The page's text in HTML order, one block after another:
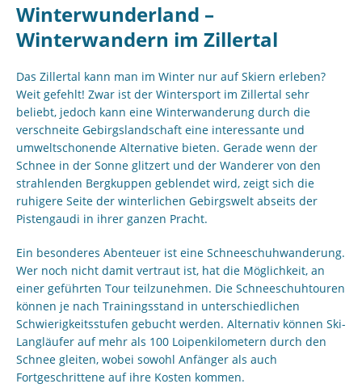
Winterwunderland –
Winterwandern im Zillertal
Das Zillertal kann man im Winter nur auf Skiern erleben?
Weit gefehlt! Zwar ist der Wintersport im Zillertal sehr
beliebt, jedoch kann eine Winterwanderung durch die
verschneite Gebirgslandschaft eine interessante und
umweltschonende Alternative bieten. Gerade wenn der
Schnee in der Sonne glitzert und der Wanderer von den
strahlenden Bergkuppen geblendet wird, zeigt sich die
ruhigere Seite der winterlichen Gebirgswelt abseits der
Pistengaudi in ihrer ganzen Pracht.
Ein besonderes Abenteuer ist eine Schneeschuhwanderung.
Wer noch nicht damit vertraut ist, hat die Möglichkeit, an
einer geführten Tour teilzunehmen. Die Schneeschuhtouren
können je nach Trainingsstand in unterschiedlichen
Schwierigkeitsstufen gebucht werden. Alternativ können Ski-
Langläufer auf mehr als 100 Loipenkilometern durch den
Schnee gleiten, wobei sowohl Anfänger als auch
Fortgeschrittene auf ihre Kosten kommen.